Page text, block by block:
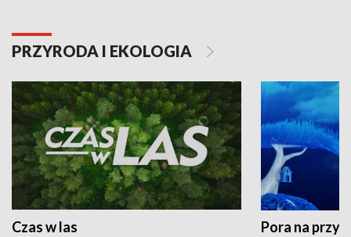
PRZYRODA I EKOLOGIA
Czas w las Pora na